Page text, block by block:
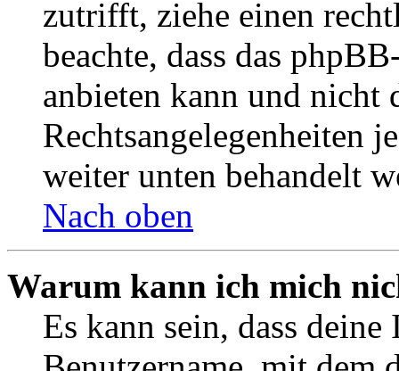
zutrifft, ziehe einen
beachte, dass das
anbieten kann und nicht
Rechtsangelegenheiten
weiter unten behandelt
Nach oben
Warum kann ich mich
Es kann sein, dass